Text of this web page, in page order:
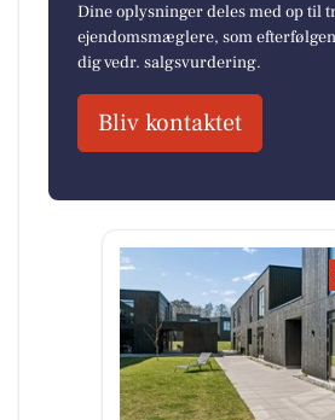
Dine oplysninger deles med op til
ejendomsmæglere, som
dig vedr. salgsvurdering.
Bliv kontaktet